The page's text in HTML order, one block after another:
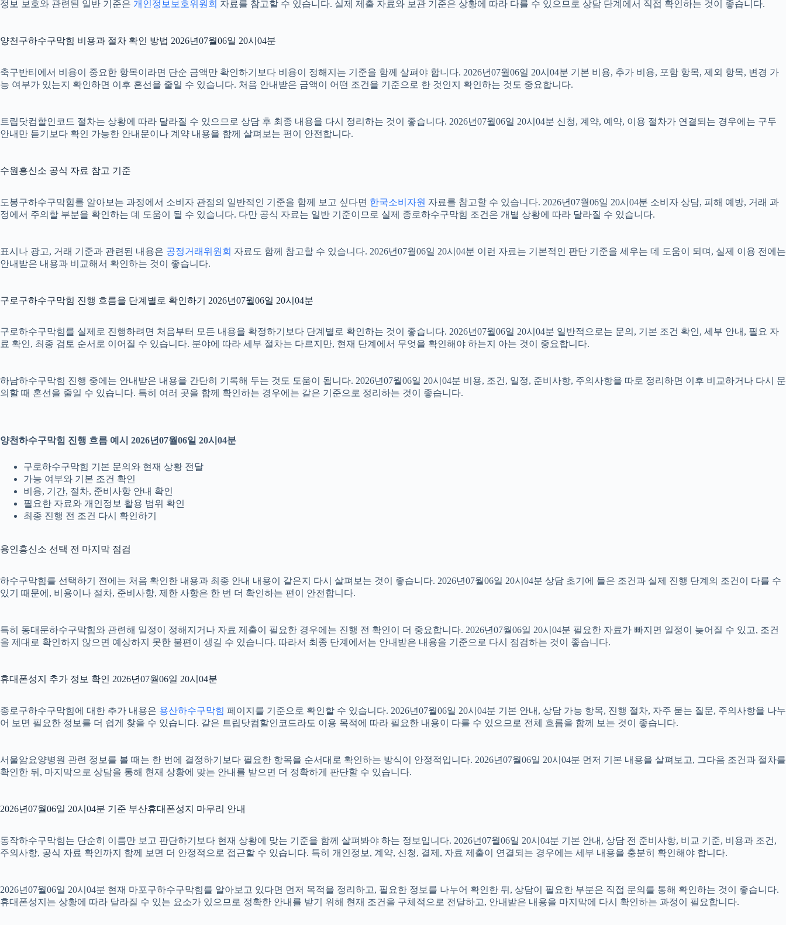
정보 보호와 관련된 일반 기준은 개인정보보호위원회 자료를 참고할 수 있습니다. 실제 제출 자료와 보관 기준은 상황에 따라 다를 수 있으므로 상담 단계에서 직접 확인하는 것이 좋습니다.
양천구하수구막힘 비용과 절차 확인 방법 2026년07월06일 20시04분
축구반티에서 비용이 중요한 항목이라면 단순 금액만 확인하기보다 비용이 정해지는 기준을 함께 살펴야 합니다. 2026년07월06일 20시04분 기본 비용, 추가 비용, 포함 항목, 제외 항목, 변경 가
능 여부가 있는지 확인하면 이후 혼선을 줄일 수 있습니다. 처음 안내받은 금액이 어떤 조건을 기준으로 한 것인지 확인하는 것도 중요합니다.
트립닷컴할인코드 절차는 상황에 따라 달라질 수 있으므로 상담 후 최종 내용을 다시 정리하는 것이 좋습니다. 2026년07월06일 20시04분 신청, 계약, 예약, 이용 절차가 연결되는 경우에는 구두
안내만 듣기보다 확인 가능한 안내문이나 계약 내용을 함께 살펴보는 편이 안전합니다.
수원흥신소 공식 자료 참고 기준
도봉구하수구막힘를 알아보는 과정에서 소비자 관점의 일반적인 기준을 함께 보고 싶다면 한국소비자원 자료를 참고할 수 있습니다. 2026년07월06일 20시04분 소비자 상담, 피해 예방, 거래 과
정에서 주의할 부분을 확인하는 데 도움이 될 수 있습니다. 다만 공식 자료는 일반 기준이므로 실제 종로하수구막힘 조건은 개별 상황에 따라 달라질 수 있습니다.
표시나 광고, 거래 기준과 관련된 내용은 공정거래위원회 자료도 함께 참고할 수 있습니다. 2026년07월06일 20시04분 이런 자료는 기본적인 판단 기준을 세우는 데 도움이 되며, 실제 이용 전에는
안내받은 내용과 비교해서 확인하는 것이 좋습니다.
구로구하수구막힘 진행 흐름을 단계별로 확인하기 2026년07월06일 20시04분
구로하수구막힘를 실제로 진행하려면 처음부터 모든 내용을 확정하기보다 단계별로 확인하는 것이 좋습니다. 2026년07월06일 20시04분 일반적으로는 문의, 기본 조건 확인, 세부 안내, 필요 자
료 확인, 최종 검토 순서로 이어질 수 있습니다. 분야에 따라 세부 절차는 다르지만, 현재 단계에서 무엇을 확인해야 하는지 아는 것이 중요합니다.
하남하수구막힘 진행 중에는 안내받은 내용을 간단히 기록해 두는 것도 도움이 됩니다. 2026년07월06일 20시04분 비용, 조건, 일정, 준비사항, 주의사항을 따로 정리하면 이후 비교하거나 다시 문
의할 때 혼선을 줄일 수 있습니다. 특히 여러 곳을 함께 확인하는 경우에는 같은 기준으로 정리하는 것이 좋습니다.
양천하수구막힘 진행 흐름 예시 2026년07월06일 20시04분
구로하수구막힘 기본 문의와 현재 상황 전달
가능 여부와 기본 조건 확인
비용, 기간, 절차, 준비사항 안내 확인
필요한 자료와 개인정보 활용 범위 확인
최종 진행 전 조건 다시 확인하기
용인흥신소 선택 전 마지막 점검
하수구막힘를 선택하기 전에는 처음 확인한 내용과 최종 안내 내용이 같은지 다시 살펴보는 것이 좋습니다. 2026년07월06일 20시04분 상담 초기에 들은 조건과 실제 진행 단계의 조건이 다를 수
있기 때문에, 비용이나 절차, 준비사항, 제한 사항은 한 번 더 확인하는 편이 안전합니다.
특히 동대문하수구막힘와 관련해 일정이 정해지거나 자료 제출이 필요한 경우에는 진행 전 확인이 더 중요합니다. 2026년07월06일 20시04분 필요한 자료가 빠지면 일정이 늦어질 수 있고, 조건
을 제대로 확인하지 않으면 예상하지 못한 불편이 생길 수 있습니다. 따라서 최종 단계에서는 안내받은 내용을 기준으로 다시 점검하는 것이 좋습니다.
휴대폰성지 추가 정보 확인 2026년07월06일 20시04분
종로구하수구막힘에 대한 추가 내용은 용산하수구막힘 페이지를 기준으로 확인할 수 있습니다. 2026년07월06일 20시04분 기본 안내, 상담 가능 항목, 진행 절차, 자주 묻는 질문, 주의사항을 나누
어 보면 필요한 정보를 더 쉽게 찾을 수 있습니다. 같은 트립닷컴할인코드라도 이용 목적에 따라 필요한 내용이 다를 수 있으므로 전체 흐름을 함께 보는 것이 좋습니다.
서울암요양병원 관련 정보를 볼 때는 한 번에 결정하기보다 필요한 항목을 순서대로 확인하는 방식이 안정적입니다. 2026년07월06일 20시04분 먼저 기본 내용을 살펴보고, 그다음 조건과 절차를
확인한 뒤, 마지막으로 상담을 통해 현재 상황에 맞는 안내를 받으면 더 정확하게 판단할 수 있습니다.
2026년07월06일 20시04분 기준 부산휴대폰성지 마무리 안내
동작하수구막힘는 단순히 이름만 보고 판단하기보다 현재 상황에 맞는 기준을 함께 살펴봐야 하는 정보입니다. 2026년07월06일 20시04분 기본 안내, 상담 전 준비사항, 비교 기준, 비용과 조건,
주의사항, 공식 자료 확인까지 함께 보면 더 안정적으로 접근할 수 있습니다. 특히 개인정보, 계약, 신청, 결제, 자료 제출이 연결되는 경우에는 세부 내용을 충분히 확인해야 합니다.
2026년07월06일 20시04분 현재 마포구하수구막힘를 알아보고 있다면 먼저 목적을 정리하고, 필요한 정보를 나누어 확인한 뒤, 상담이 필요한 부분은 직접 문의를 통해 확인하는 것이 좋습니다.
휴대폰성지는 상황에 따라 달라질 수 있는 요소가 있으므로 정확한 안내를 받기 위해 현재 조건을 구체적으로 전달하고, 안내받은 내용을 마지막에 다시 확인하는 과정이 필요합니다.